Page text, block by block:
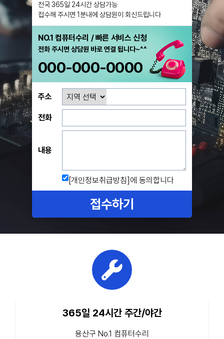
전국 365일 24시간 상담가능
접수해 주시면 1분내에 상담원이 회신드립니다
NO.1 컴퓨터수리 / 빠른 서비스 신청
전화 주시면 상담원 바로 연결 됩니다~^^
000-000-0000
주소
전화
내용
[개인정보취급방침] 에 동의합니다
접수하기
365일 24시간 주간/야간
용산구 No.1 컴퓨터수리